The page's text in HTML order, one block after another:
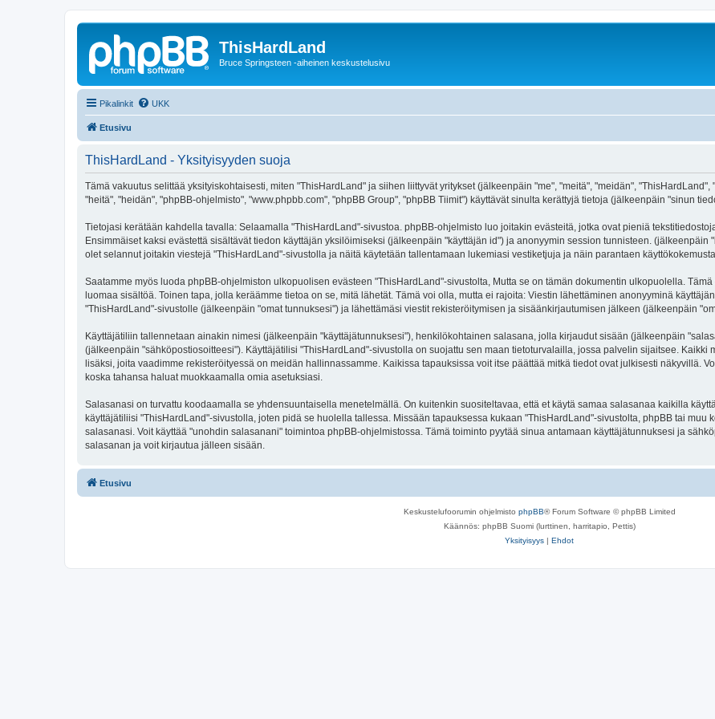
ThisHardLand
Bruce Springsteen -aiheinen keskustelusivu
Pikalinkit UKK
Etusivu
ThisHardLand - Yksityisyyden suoja
Tämä vakuutus selittää yksityiskohtaisesti, miten "ThisHardLand" ja siihen liittyvät yritykset (jälkeenpäin "me", "meitä", "meidän",
"heitä", "heidän", "phpBB-ohjelmisto", "www.phpbb.com", "phpBB Group", "phpBB Tiimit") käyttävät sinulta kerättyjä tietoja (jälkeenpäin "sinun
Tietojasi kerätään kahdella tavalla: Selaamalla "ThisHardLand"-sivustoa. phpBB-ohjelmisto luo joitakin evästeitä, jotka ovat pieniä
Ensimmäiset kaksi evästettä sisältävät tiedon käyttäjän yksilöimiseksi (jälkeenpäin "käyttäjän id") ja anonyymin session tunnisteen. (jälkeenpäin
olet selannut joitakin viestejä "ThisHardLand"-sivustolla ja näitä käytetään tallentamaan lukemiasi vestiketjuja ja näin parantaen
Saatamme myös luoda phpBB-ohjelmiston ulkopuolisen evästeen "ThisHardLand"-sivustolta, Mutta se on tämän dokumentin ulkopuolella.
luomaa sisältöä. Toinen tapa, jolla keräämme tietoa on se, mitä lähetät. Tämä voi olla, mutta ei rajoita: Viestin lähettäminen anonyyminä
"ThisHardLand"-sivustolle (jälkeenpäin "omat tunnuksesi") ja lähettämäsi viestit rekisteröitymisen ja sisäänkirjautumisen jälkeen (jälkeenpäin
Käyttäjätiliin tallennetaan ainakin nimesi (jälkeenpäin "käyttäjätunnuksesi"), henkilökohtainen salasana, jolla kirjaudut sisään (jälkeenpäin
(jälkeenpäin "sähköpostiosoitteesi"). Käyttäjätilisi "ThisHardLand"-sivustolla on suojattu sen maan tietoturvalailla, jossa palvelin sijaitsee. Kaikki
lisäksi, joita vaadimme rekisteröityessä on meidän hallinnassamme. Kaikissa tapauksissa voit itse päättää mitkä tiedot ovat julkisesti näkyvillä.
koska tahansa haluat muokkaamalla omia asetuksiasi.
Salasanasi on turvattu koodaamalla se yhdensuuntaisella menetelmällä. On kuitenkin suositeltavaa, että et käytä samaa salasanaa kaikilla
käyttäjätiliisi "ThisHardLand"-sivustolla, joten pidä se huolella tallessa. Missään tapauksessa kukaan "ThisHardLand"-sivustolta, phpBB tai
salasanasi. Voit käyttää "unohdin salasanani" toimintoa phpBB-ohjelmistossa. Tämä toiminto pyytää sinua antamaan käyttäjätunnuksesi ja
salasanan ja voit kirjautua jälleen sisään.
Etusivu
Keskustelufoorumin ohjelmisto phpBB® Forum Software © phpBB Limited
Käännös: phpBB Suomi (lurttinen, harritapio, Pettis)
Yksityisyys | Ehdot